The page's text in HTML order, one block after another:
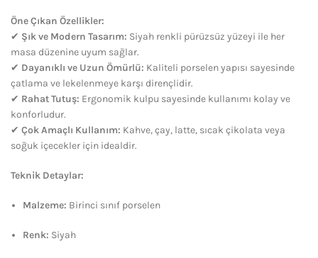
Öne Çıkan Özellikler:
✔ Şık ve Modern Tasarım: Siyah renkli pürüzsüz yüzeyi ile her
masa düzenine uyum sağlar.
✔ Dayanıklı ve Uzun Ömürlü: Kaliteli porselen yapısı sayesinde
çatlama ve lekelenmeye karşı dirençlidir.
✔ Rahat Tutuş: Ergonomik kulpu sayesinde kullanımı kolay ve
konforludur.
✔ Çok Amaçlı Kullanım: Kahve, çay, latte, sıcak çikolata veya
soğuk içecekler için idealdir.
Teknik Detaylar:
Malzeme: Birinci sınıf porselen
Renk: Siyah